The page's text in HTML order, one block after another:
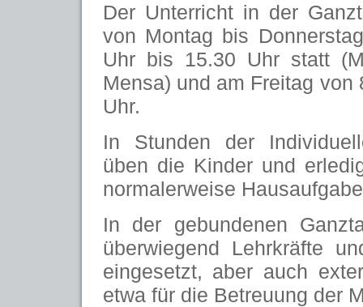
Der Unterricht in der
von Montag bis
Uhr bis 15.30 Uhr statt
Mensa) und am Freitag von
Uhr.
In Stunden der
üben die Kinder und
normalerweise
In der gebundenen
überwiegend Lehrkräfte
eingesetzt, aber auch
etwa für die Betreuung der